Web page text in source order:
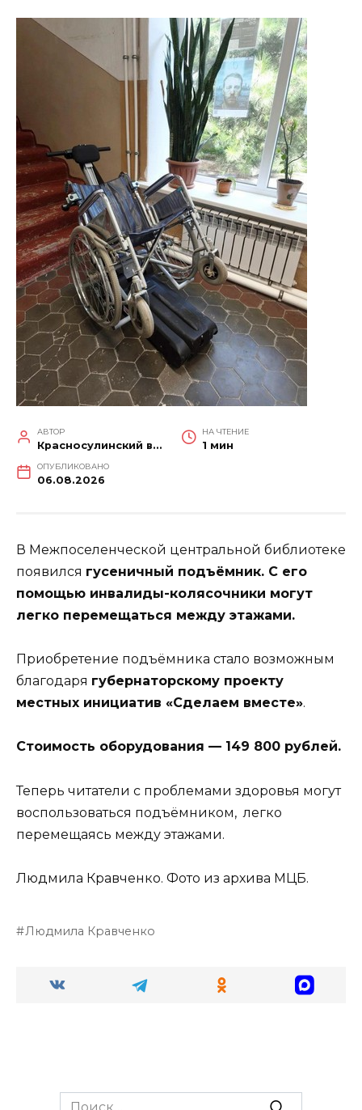
АВТОР
Красносулинский вестник
НА ЧТЕНИЕ
1 мин
ОПУБЛИКОВАНО
06.08.2026
В Межпоселенческой центральной библиотеке
появился гусеничный подъёмник. С его
помощью инвалиды-колясочники могут
легко перемещаться между этажами.
Приобретение подъёмника стало возможным
благодаря губернаторскому проекту
местных инициатив «Сделаем вместе».
Стоимость оборудования — 149 800 рублей.
Теперь читатели с проблемами здоровья могут
воспользоваться подъёмником, легко
перемещаясь между этажами.
Людмила Кравченко. Фото из архива МЦБ.
Людмила Кравченко
Search